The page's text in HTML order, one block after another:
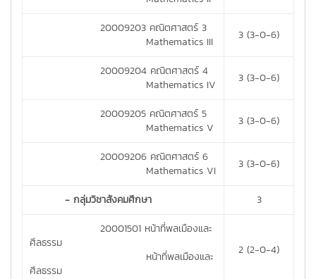
20009203 คณิตศาสตร์ 3
Mathematics III
3 (3-0-6)
20009204 คณิตศาสตร์ 4
Mathematics IV
3 (3-0-6)
20009205 คณิตศาสตร์ 5
Mathematics V
3 (3-0-6)
20009206 คณิตศาสตร์ 6
Mathematics VI
3 (3-0-6)
- กลุ่มวิชาสังคมศึกษา
3
20001501 หน้าที่พลเมืองและ
ศีลธรรม
หน้าที่พลเมืองและ
ศีลธรรม
2 (2-0-4)